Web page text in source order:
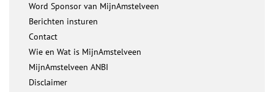
Word Sponsor van MijnAmstelveen
Berichten insturen
Contact
Wie en Wat is MijnAmstelveen
MijnAmstelveen ANBI
Disclaimer